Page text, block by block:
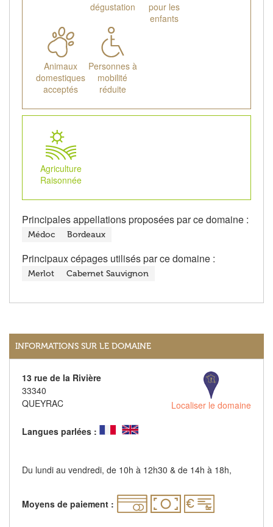
dégustation
pour les
enfants
Animaux
domestiques
acceptés
Personnes à
mobilité
réduite
Agriculture
Raisonnée
Principales appellations proposées par ce domaine :
Médoc Bordeaux
Principaux cépages utilisés par ce domaine :
Merlot Cabernet Sauvignon
INFORMATIONS SUR LE DOMAINE
13 rue de la Rivière
33340
QUEYRAC
Localiser le domaine
Langues parlées :
Du lundi au vendredi, de 10h à 12h30 & de 14h à 18h,
Moyens de paiement :